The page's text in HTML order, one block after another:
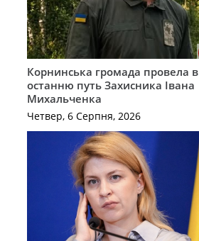
Корнинська громада провела в
останню путь Захисника Івана
Михальченка
Четвер, 6 Серпня, 2026